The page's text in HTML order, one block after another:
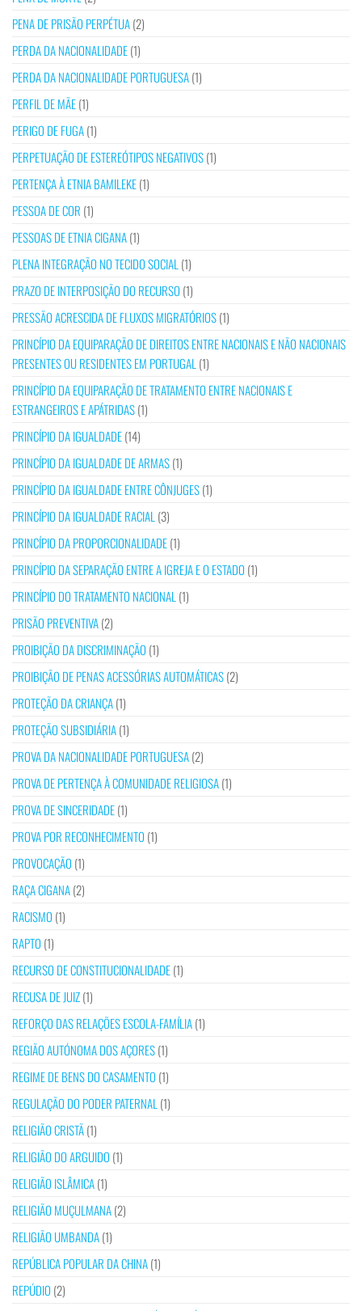
PENA DE PRISÃO PERPÉTUA(2)
PERDA DA NACIONALIDADE(1)
PERDA DA NACIONALIDADE PORTUGUESA(1)
PERFIL DE MÃE(1)
PERIGO DE FUGA(1)
PERPETUAÇÃO DE ESTEREÓTIPOS NEGATIVOS(1)
PERTENÇA À ETNIA BAMILEKE(1)
PESSOA DE COR (1)
PESSOAS DE ETNIA CIGANA(1)
PLENA INTEGRAÇÃO NO TECIDO SOCIAL (1)
PRAZO DE INTERPOSIÇÃO DO RECURSO (1)
PRESSÃO ACRESCIDA DE FLUXOS MIGRATÓRIOS(1)
PRINCÍPIO DA EQUIPARAÇÃO DE DIREITOS ENTRE NACIONAIS E NÃO NACIONAIS
PRESENTES OU RESIDENTES EM PORTUGAL (1)
PRINCÍPIO DA EQUIPARAÇÃO DE TRATAMENTO ENTRE NACIONAIS E
ESTRANGEIROS E APÁTRIDAS(1)
PRINCÍPIO DA IGUALDADE(14)
PRINCÍPIO DA IGUALDADE DE ARMAS(1)
PRINCÍPIO DA IGUALDADE ENTRE CÔNJUGES(1)
PRINCÍPIO DA IGUALDADE RACIAL (3)
PRINCÍPIO DA PROPORCIONALIDADE(1)
PRINCÍPIO DA SEPARAÇÃO ENTRE A IGREJA E O ESTADO (1)
PRINCÍPIO DO TRATAMENTO NACIONAL (1)
PRISÃO PREVENTIVA(2)
PROIBIÇÃO DA DISCRIMINAÇÃO (1)
PROIBIÇÃO DE PENAS ACESSÓRIAS AUTOMÁTICAS(2)
PROTEÇÃO DA CRIANÇA(1)
PROTEÇÃO SUBSIDIÁRIA(1)
PROVA DA NACIONALIDADE PORTUGUESA(2)
PROVA DE PERTENÇA À COMUNIDADE RELIGIOSA(1)
PROVA DE SINCERIDADE(1)
PROVA POR RECONHECIMENTO (1)
PROVOCAÇÃO (1)
RAÇA CIGANA(2)
RACISMO (1)
RAPTO (1)
RECURSO DE CONSTITUCIONALIDADE(1)
RECUSA DE JUIZ(1)
REFORÇO DAS RELAÇÕES ESCOLA-FAMÍLIA(1)
REGIÃO AUTÓNOMA DOS AÇORES(1)
REGIME DE BENS DO CASAMENTO (1)
REGULAÇÃO DO PODER PATERNAL (1)
RELIGIÃO CRISTÃ(1)
RELIGIÃO DO ARGUIDO (1)
RELIGIÃO ISLÂMICA(1)
RELIGIÃO MUÇULMANA(2)
RELIGIÃO UMBANDA(1)
REPÚBLICA POPULAR DA CHINA(1)
REPÚDIO (2)